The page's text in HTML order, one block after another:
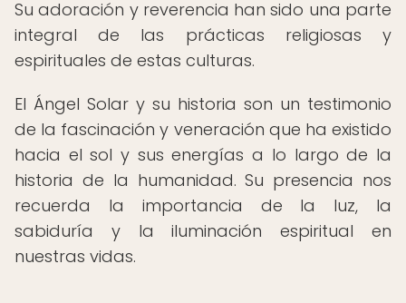
Su adoración y reverencia han sido una parte
integral de las prácticas religiosas y
espirituales de estas culturas.
El Ángel Solar y su historia son un testimonio
de la fascinación y veneración que ha existido
hacia el sol y sus energías a lo largo de la
historia de la humanidad. Su presencia nos
recuerda la importancia de la luz, la
sabiduría y la iluminación espiritual en
nuestras vidas.